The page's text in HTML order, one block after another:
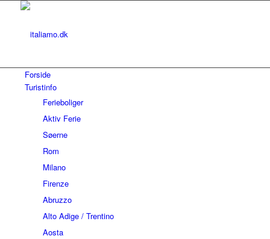
Forside
Turistinfo
Ferieboliger
Aktiv Ferie
Søerne
Rom
Milano
Firenze
Abruzzo
Alto Adige / Trentino
Aosta